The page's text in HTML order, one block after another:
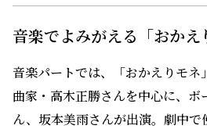
音楽でよみがえる「おか
音楽パートでは、「おかえりモネ
曲家・高木正勝さんを中心に、ボ
ん、坂本美雨さんが出演。劇中